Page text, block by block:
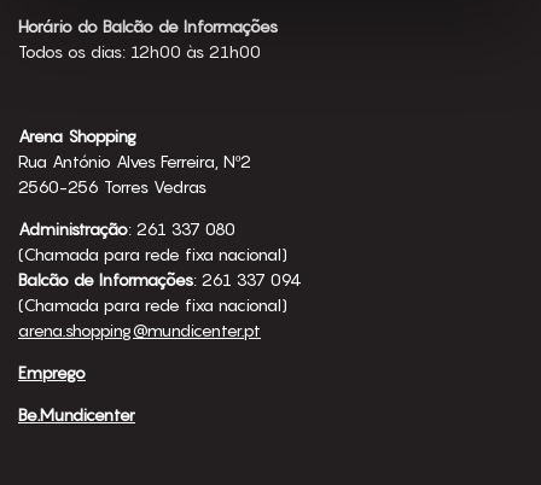
Horário do Balcão de Informações
Todos os dias: 12h00 às 21h00
Arena Shopping
Rua António Alves Ferreira, Nº2
2560-256 Torres Vedras
Administração: 261 337 080
(Chamada para rede fixa nacional)
Balcão de Informações: 261 337 094
(Chamada para rede fixa nacional)
arena.shopping@mundicenter.pt
Emprego
Be.Mundicenter